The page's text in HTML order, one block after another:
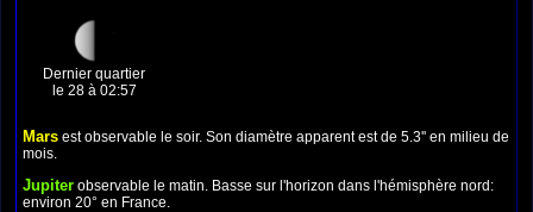
Dernier quartier
le 28 à 02:57
Mars est observable le soir. Son diamètre apparent est de 5.3'' en milieu de
mois.
Jupiter observable le matin. Basse sur l'horizon dans l'hémisphère nord:
environ 20° en France.